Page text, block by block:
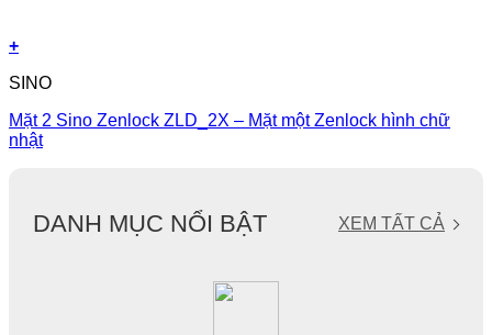
+
SINO
Mặt 2 Sino Zenlock ZLD_2X – Mặt một Zenlock hình chữ
nhật
DANH MỤC NỔI BẬT XEM TẤT CẢ